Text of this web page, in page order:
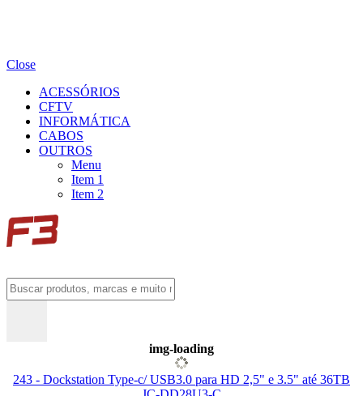
Close
ACESSÓRIOS
CFTV
INFORMÁTICA
CABOS
OUTROS
Menu
Item 1
Item 2
img-loading
243 - Dockstation Type-c/ USB3.0 para HD 2,5" e 3.5" até 36TB